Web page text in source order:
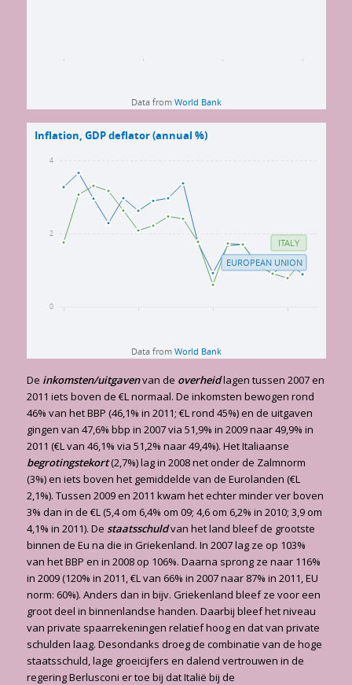
De inkomsten/uitgavenvan de overheidlagen tussen 2007 en
2011 iets boven de €L normaal. De inkomsten bewogen rond
46% van het BBP (46,1% in 2011; €L rond 45%) en de uitgaven
gingen van 47,6% bbp in 2007 via 51,9% in 2009 naar 49,9% in
2011 (€L van 46,1% via 51,2% naar 49,4%). Het Italiaanse
begrotingstekort(2,7%) lag in 2008 net onder de Zalmnorm
(3%) en iets boven het gemiddelde van de Eurolanden (€L
2,1%). Tussen 2009 en 2011 kwam het echter minder ver boven
3% dan in de €L (5,4 om 6,4% om 09; 4,6 om 6,2% in 2010; 3,9 om
4,1% in 2011). De staatsschuldvan het land bleef de grootste
binnen de Eu na die in Griekenland. In 2007 lag ze op 103%
van het BBP en in 2008 op 106%. Daarna sprong ze naar 116%
in 2009 (120% in 2011, €L van 66% in 2007 naar 87% in 2011, EU
norm: 60%). Anders dan in bijv. Griekenland bleef ze voor een
groot deel in binnenlandse handen. Daarbij bleef het niveau
van private spaarrekeningen relatief hoog en dat van private
schulden laag. Desondanks droeg de combinatie van de hoge
staatsschuld, lage groeicijfers en dalend vertrouwen in de
regering Berlusconi er toe bij dat Italië bij de